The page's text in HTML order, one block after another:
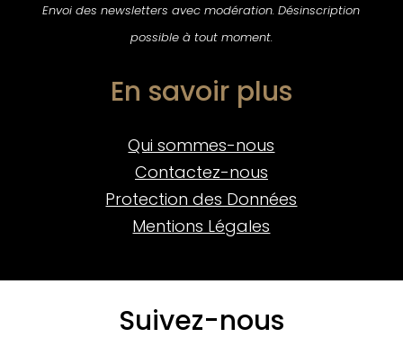
Envoi des newsletters avec modération. Désinscription
possible à tout moment.
En savoir plus
Qui sommes-nous
Contactez-nous
Protection des Données
Mentions Légales
Suivez-nous